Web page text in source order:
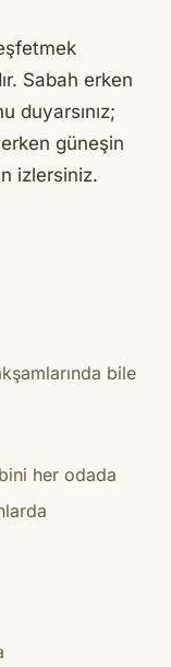
Sabah erken
duyarsınız;
güneşin
izlersiniz.
bile
her odada